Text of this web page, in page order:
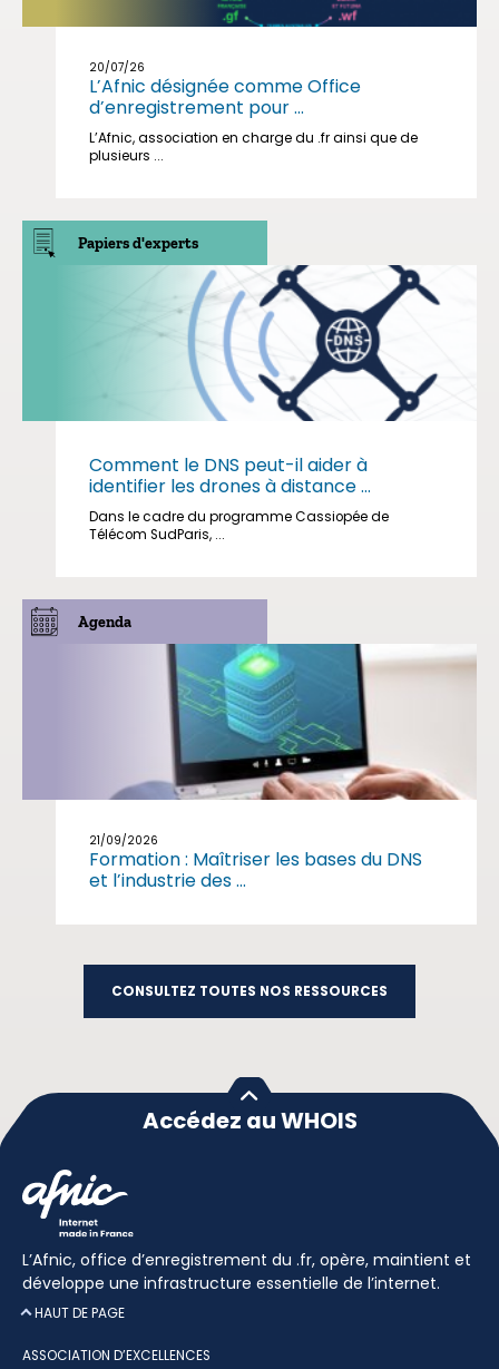
20/07/26
L’Afnic désignée comme Office
d’enregistrement pour ...
L’Afnic, association en charge du .fr ainsi que de
plusieurs ...
Papiers d'experts
Comment le DNS peut-il aider à
identifier les drones à distance ...
Dans le cadre du programme Cassiopée de
Télécom SudParis, ...
Agenda
21/09/2026
Formation : Maîtriser les bases du DNS
et l’industrie des ...
CONSULTEZ TOUTES NOS RESSOURCES
Accédez au WHOIS
L’Afnic, office d’enregistrement du .fr, opère, maintient et
développe une infrastructure essentielle de l’internet.
HAUT DE PAGE
ASSOCIATION D’EXCELLENCES